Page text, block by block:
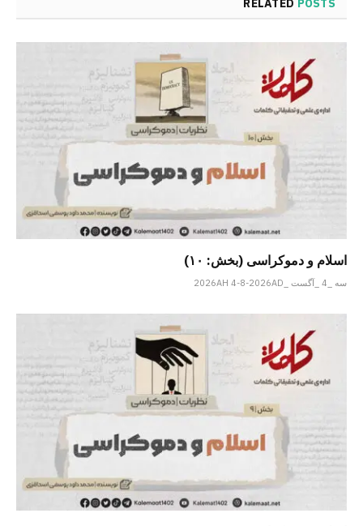
RELATED POSTS
اسلام و دموکراسی (بخش: ۱۰)
سه _4 _آگست _2026AH 4-8-2026AD